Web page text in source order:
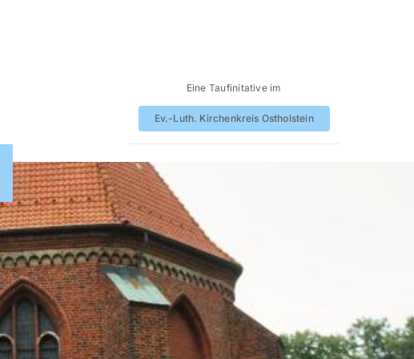
Eine Taufinitative im
Ev.-Luth. Kirchenkreis Ostholstein